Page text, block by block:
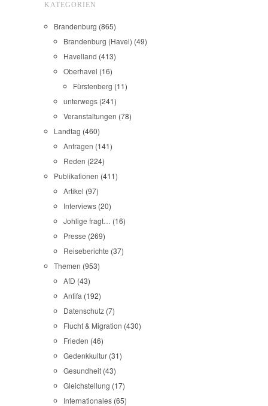
KATEGORIEN
Brandenburg (865)
Brandenburg (Havel) (49)
Havelland (413)
Oberhavel (16)
Fürstenberg (11)
unterwegs (241)
Veranstaltungen (78)
Landtag (460)
Anfragen (141)
Reden (224)
Publikationen (411)
Artikel (97)
Interviews (20)
Johlige fragt… (16)
Presse (269)
Reiseberichte (37)
Themen (953)
AfD (43)
Antifa (192)
Datenschutz (7)
Flucht & Migration (430)
Frieden (46)
Gedenkkultur (31)
Gesundheit (43)
Gleichstellung (17)
Internationales (65)